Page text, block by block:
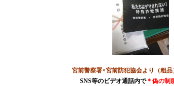
宮前警察署×宮前防犯協会より（粗品
SNS等のビデオ通話内で＊ 偽の制